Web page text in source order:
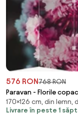
576 RON768 RON
Paravan - Florile
(126x170 cm)
170×126 cm, din lemn,
Livrare în peste 1